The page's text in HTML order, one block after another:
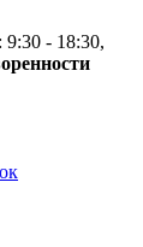
- 18:30,